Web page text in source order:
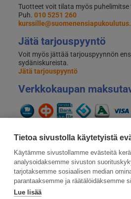
Tietoa sivustolla käytetyistä
Käytämme sivustollamme evästeitä
analysoidaksemme sivuston
tarjotaksemme sosiaalisen median
parantaaksemme ja räätälöidäksemme
Lue lisää
Tuotteet voit tilata myös
Puh. 010 5251 260
Jätä tarjouspyyntö
Voit myös jättää tarjouspyynnön
sydäniskureista.
Jätä tarjouspyyntö
Verkkokaupan